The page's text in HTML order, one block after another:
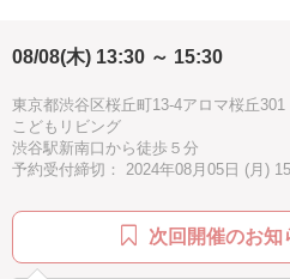
08/08(木) 13:30 ～ 15:30
東京都渋谷区桜丘町13-4アロマ桜丘301
こどもリビング
渋谷駅新南口から徒歩５分
予約受付締切： 2024年08月05日 (月)
次回開催のお知